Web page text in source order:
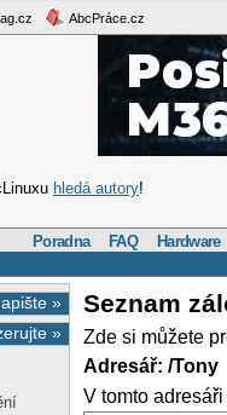
AbcPráce.cz
hledá autory!
Poradna FAQ Hardware
»
»
Seznam
Zde si můžete
Adresář: /Tony
V tomto